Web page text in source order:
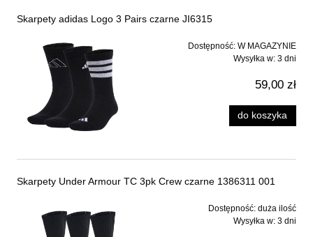
Skarpety adidas Logo 3 Pairs czarne JI6315
Dostępność: W MAGAZYNIE
Wysyłka w: 3 dni
59,00 zł
do koszyka
Skarpety Under Armour TC 3pk Crew czarne 1386311 001
Dostępność: duża ilość
Wysyłka w: 3 dni